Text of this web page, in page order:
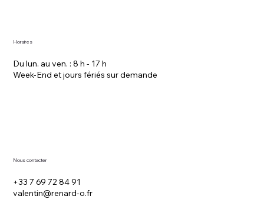
Horaires
Du lun. au ven. : 8 h - 17 h
Week-End et jours fériés sur demande
Nous contacter
+33 7 69 72 84 91
valentin@renard-o.fr